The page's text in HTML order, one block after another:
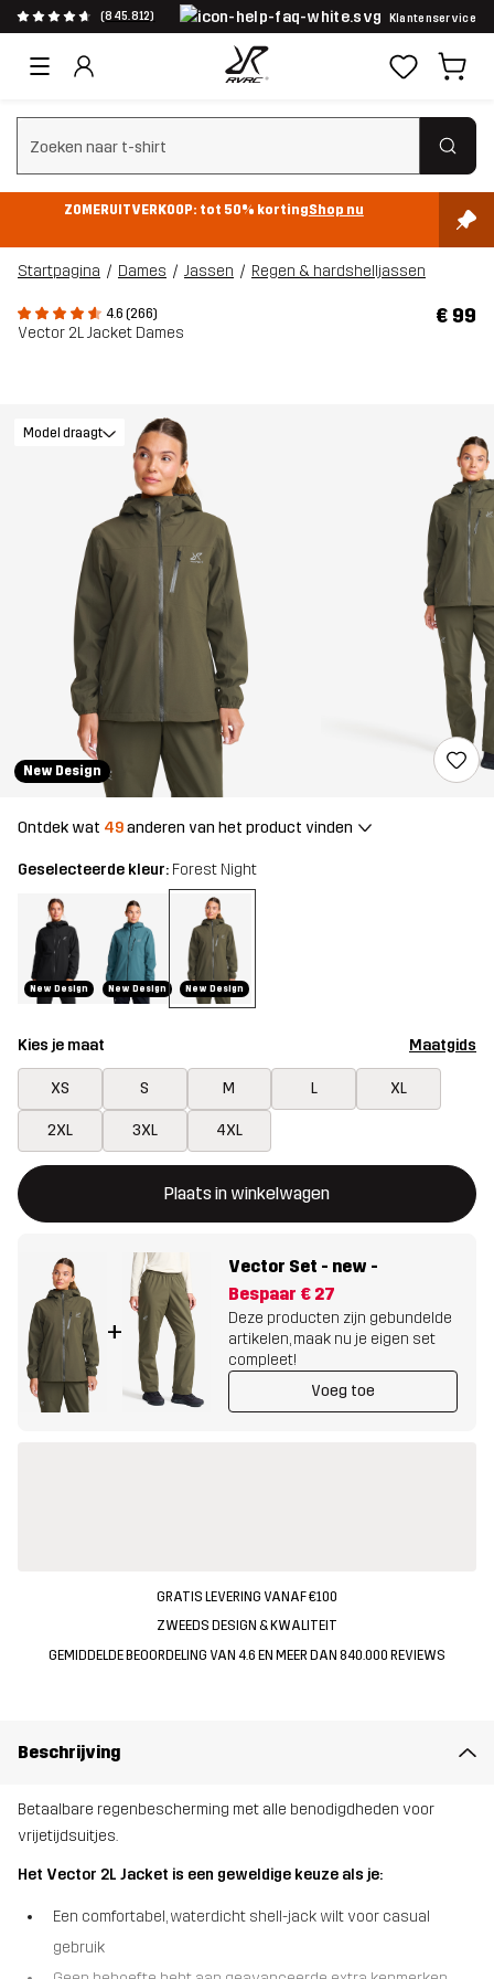
(845.812) Klantenservice
Zoeken wissen
ZOMERUITVERKOOP: tot 50% kortingShop nu
Startpagina Dames Jassen Regen & hardshelljassen
4.6 (266)
Vector 2L Jacket Dames
€ 99
New Design
Model draagt
Ontdek wat 49anderen van het product vinden
Geselecteerde kleur: Forest Night
New Design New Design New Design
Kies je maat Maatgids
XS S M L XL
2XL 3XL 4XL
Plaats in winkelwagen
Deze knop opent een modal met de bevestiging van een
{{size}} niet beschikbaar
+
Vector Set - new -
Bespaar € 27
Deze producten zijn gebundelde
artikelen, maak nu je eigen set
compleet!
Voeg toe
GRATIS LEVERING VANAF €100
ZWEEDS DESIGN & KWALITEIT
GEMIDDELDE BEOORDELING VAN 4.6 EN MEER DAN 840.000 REVIEWS
Beschrijving
Betaalbare regenbescherming met alle benodigdheden voor
vrijetijdsuitjes.
Het Vector 2L Jacket is een geweldige keuze als je:
Een comfortabel, waterdicht shell-jack wilt voor casual
gebruik